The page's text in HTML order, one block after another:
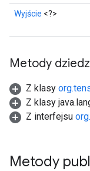
Wyjście <?>
Metody
Z klasy
Z klasy
Z interfejsu
Metody